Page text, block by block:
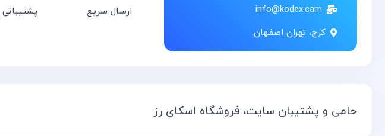
info@kodex.cam
کرج، تهران اصفهان
ارسال سریع پشتیبانی ۲۴ ساعته
حامی و پشتیبان سایت، فروشگاه اسکای رز